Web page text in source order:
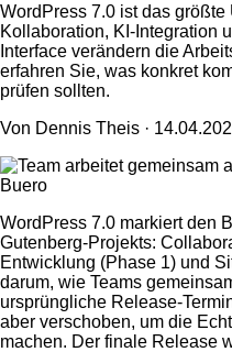
WordPress 7.0 ist das
Kollaboration, KI-Integration
Interface verändern die
erfahren Sie, was konkret
prüfen sollten.
Von Dennis Theis ·
WordPress 7.0 markiert den
Gutenberg-Projekts:
Entwicklung (Phase 1) und
darum, wie Teams
ursprüngliche Release-
aber verschoben, um die
machen. Der finale Release